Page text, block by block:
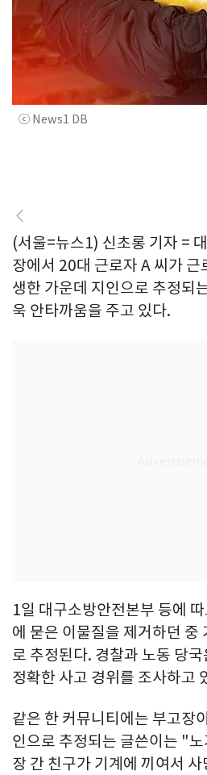
ⓒ News1 DB
(서울=뉴스1) 신초롱 기자 =
장에서 20대 근로자 A 씨가 근
생한 가운데 지인으로 추정되
욱 안타까움을 주고 있다.
1일 대구소방안전본부 등에
에 묻은 이물질을 제거하던 중
로 추정된다. 경찰과 노동 당
정확한 사고 경위를 조사하고
같은 한 커뮤니티에는 부고장
인으로 추정되는 글쓴이는 "
장 간 친구가 기계에 끼여서